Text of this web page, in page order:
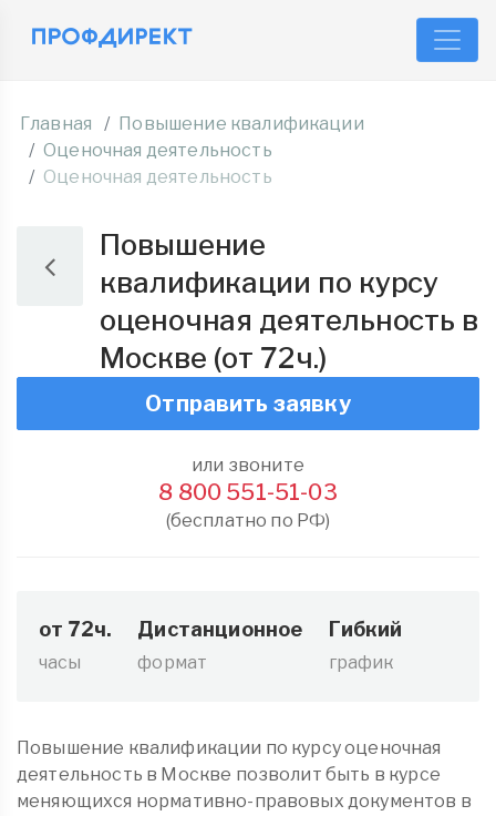
Главная
Повышение квалификации
Оценочная деятельность
Оценочная деятельность
Повышение
квалификации по курсу
оценочная деятельность в
Москве (от 72ч.)
Отправить заявку
или звоните
8 800 551-51-03
(бесплатно по РФ)
от 72ч.
часы
Дистанционное
формат
Гибкий
график
Повышение квалификации по курсу оценочная
деятельность в Москве позволит быть в курсе
меняющихся нормативно-правовых документов в